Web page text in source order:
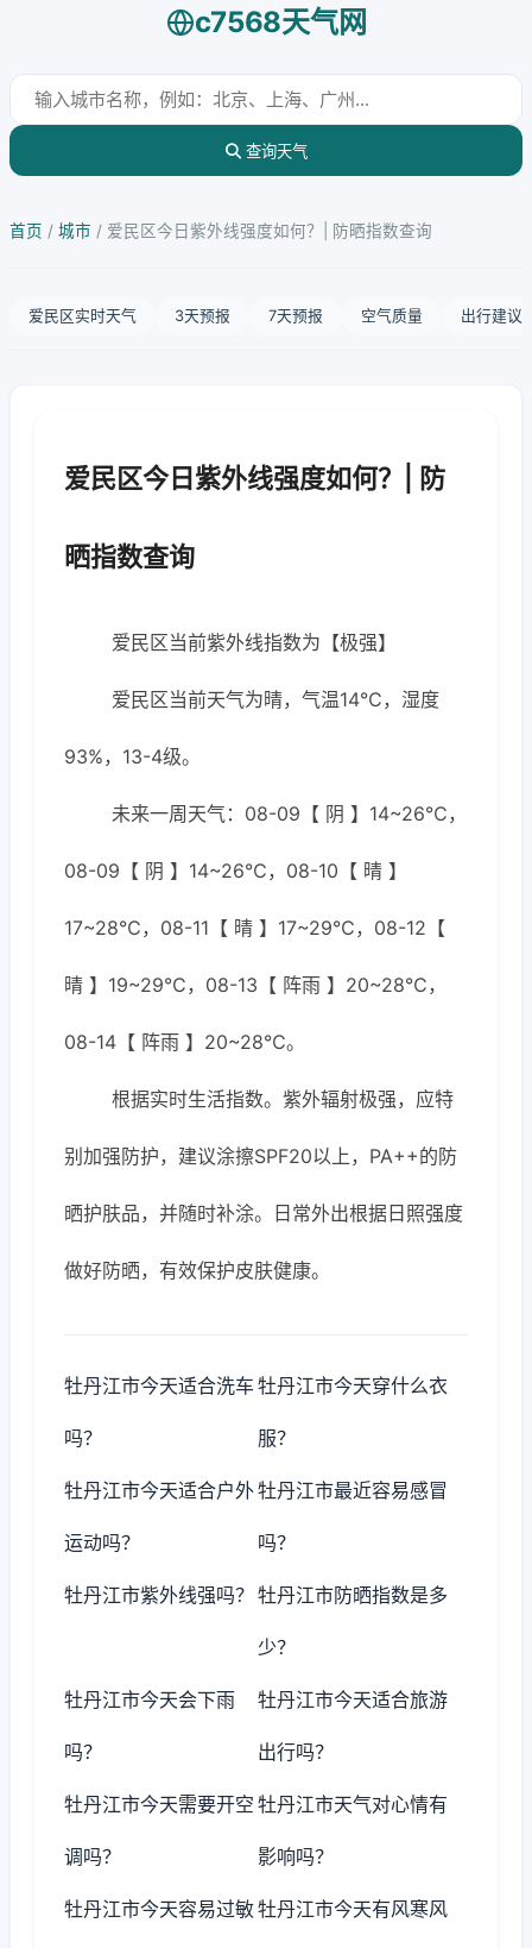
c7568天气网
查询天气
首页 / 城市 / 爱民区今日紫外线强度如何？| 防晒指数查询
爱民区实时天气 3天预报 7天预报 空气质量 出行建议
爱民区今日紫外线强度如何？| 防
晒指数查询
爱民区当前紫外线指数为【极强】
爱民区当前天气为晴，气温14℃，湿度
93%，13-4级。
未来一周天气：08-09【 阴 】14~26℃，
08-09【 阴 】14~26℃，08-10【 晴 】
17~28℃，08-11【 晴 】17~29℃，08-12【
晴 】19~29℃，08-13【 阵雨 】20~28℃，
08-14【 阵雨 】20~28℃。
根据实时生活指数。紫外辐射极强，应特
别加强防护，建议涂擦SPF20以上，PA++的防
晒护肤品，并随时补涂。日常外出根据日照强度
做好防晒，有效保护皮肤健康。
牡丹江市今天适合洗车
吗？
牡丹江市今天穿什么衣
服？
牡丹江市今天适合户外
运动吗？
牡丹江市最近容易感冒
吗？
牡丹江市紫外线强吗？ 牡丹江市防晒指数是多
少？
牡丹江市今天会下雨
吗？
牡丹江市今天适合旅游
出行吗？
牡丹江市今天需要开空
调吗？
牡丹江市天气对心情有
影响吗？
牡丹江市今天容易过敏牡丹江市今天有风寒风